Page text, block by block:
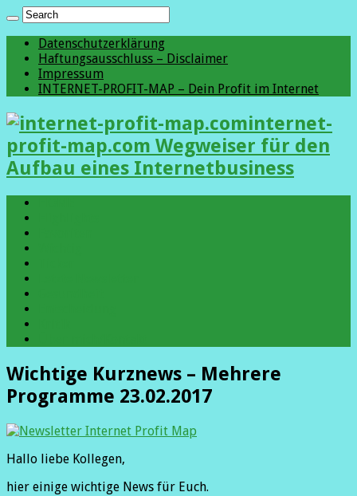
Datenschutzerklärung
Haftungsausschluss – Disclaimer
Impressum
INTERNET-PROFIT-MAP – Dein Profit im Internet
internet-
profit-map.com Wegweiser für den
Aufbau eines Internetbusiness
Wichtige Kurznews – Mehrere
Programme 23.02.2017
Hallo liebe Kollegen,
hier einige wichtige News für Euch.